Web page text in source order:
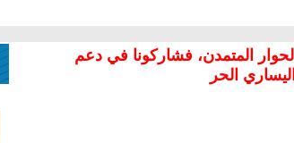
المتمدن، فشاركونا في دعم
الحر